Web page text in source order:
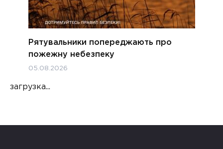
Рятувальники попереджають про
пожежну небезпеку
05.08.2026
загрузка...